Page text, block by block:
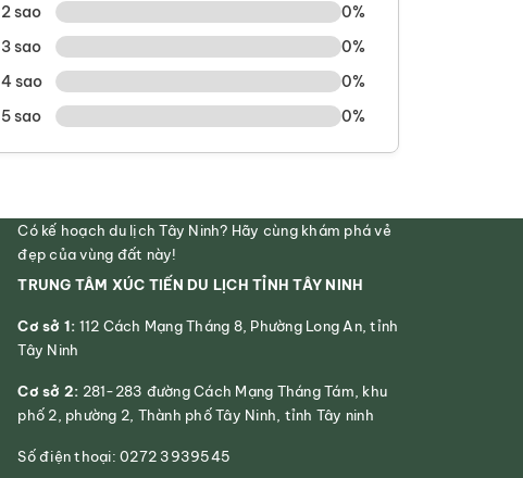
2 sao
0%
3 sao
0%
4 sao
0%
5 sao
0%
Có kế hoạch du lịch Tây Ninh? Hãy cùng khám phá vẻ
đẹp của vùng đất này!
TRUNG TÂM XÚC TIẾN DU LỊCH TỈNH TÂY NINH
Cơ sở 1: 112 Cách Mạng Tháng 8, Phường Long An, tỉnh
Tây Ninh
Cơ sở 2: 281-283 đường Cách Mạng Tháng Tám, khu
phố 2, phường 2, Thành phố Tây Ninh, tỉnh Tây ninh
Số điện thoại: 0272 3939545